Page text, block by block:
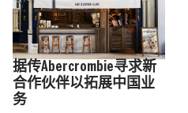
据传Abercrombie寻求新
合作伙伴以拓展中国业
务